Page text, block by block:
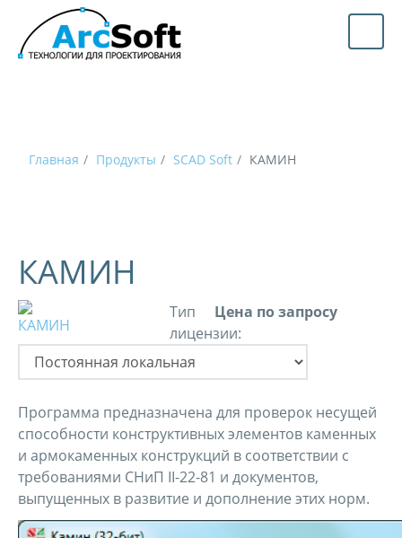
Главная Продукты SCAD Soft КАМИН
КАМИН
Тип
лицензии:
Цена по запросу
Программа предназначена для проверок несущей
способности конструктивных элементов каменных
и армокаменных конструкций в соответствии с
требованиями СНиП II-22-81 и документов,
выпущенных в развитие и дополнение этих норм.